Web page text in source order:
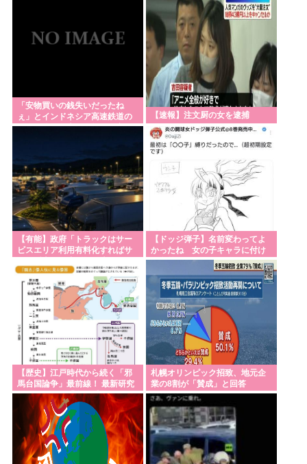
「安物買いの銭失いだったね
ぇ」とインドネシア高速鉄道の
最終処分に日本側騒然、国家予
【速報】注文厨の女を逮捕
【有能】政府「トラックはサー
ビスエリア利用有料化すればサ
ね？」
【ドッジ弾子】名前変わってよ
かったね 女の子キャラに付け
る名前じゃねえだろ…
【歴史】江戸時代から続く「邪
馬台国論争」最前線！ 最新研究
で見えてきた「卑弥呼の国」の
有力説
札幌オリンピック招致、地元企
業の8割が「賛成」と回答